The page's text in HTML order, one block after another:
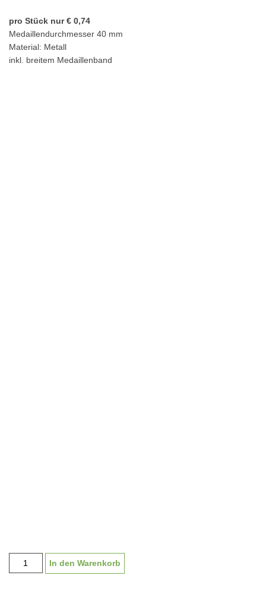
pro Stück nur € 0,74
Medaillendurchmesser 40 mm
Material: Metall
inkl. breitem Medaillenband
Medaille
"Sophia"
In den Warenkorb